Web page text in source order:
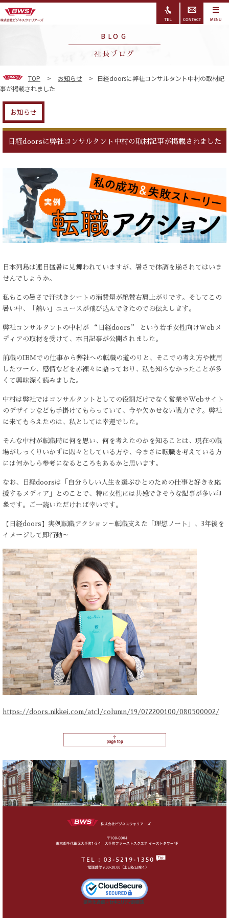
BLOG
社長ブログ
TOP > お知らせ > 日経doorsに弊社コンサルタント中村の取材記
事が掲載されました
お知らせ
日経doorsに弊社コンサルタント中村の取材記事が掲載されました
日本列島は連日猛暑に見舞われていますが、暑さで体調を崩されてはいま
せんでしょうか。
私もこの暑さで汗拭きシートの消費量が絶賛右肩上がりです。そしてこの
暑い中、「熱い」ニュースが飛び込んできたのでお伝えします。
弊社コンサルタントの中村が “日経doors” という若手女性向けWebメ
ディアの取材を受けて、本日記事が公開されました。
前職のIBMでの仕事から弊社への転職の道のりと、そこでの考え方や使用
したツール、感情などを赤裸々に語っており、私も知らなかったことが多
くて興味深く読みました。
中村は弊社ではコンサルタントとしての役割だけでなく営業やWebサイト
のデザインなども手掛けてもらっていて、今や欠かせない戦力です。弊社
に来てもらえたのは、私としては幸運でした。
そんな中村が転職時に何を思い、何を考えたのかを知ることは、現在の職
場がしっくりいかずに悶々としている方や、今まさに転職を考えている方
には何かしら参考になるところもあるかと思います。
なお、日経doorsは「自分らしい人生を選ぶひとのための仕事と好きを応
援するメディア」とのことで、特に女性には共感できそうな記事が多い印
象です。ご一読いただければ幸いです。
【日経doors】実例転職アクション～転職支えた「理想ノート」、3年後を
イメージして即行動～
https://doors.nikkei.com/atcl/column/19/072200100/080500002/